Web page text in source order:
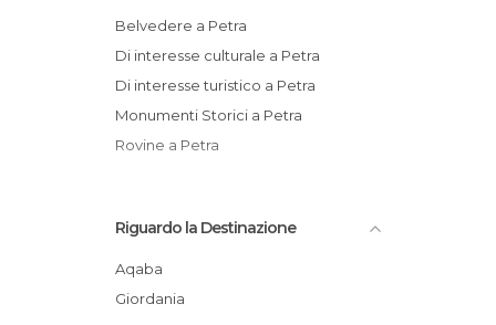
Belvedere a Petra
Di interesse culturale a Petra
Di interesse turistico a Petra
Monumenti Storici a Petra
Rovine a Petra
Riguardo la Destinazione
Aqaba
Giordania